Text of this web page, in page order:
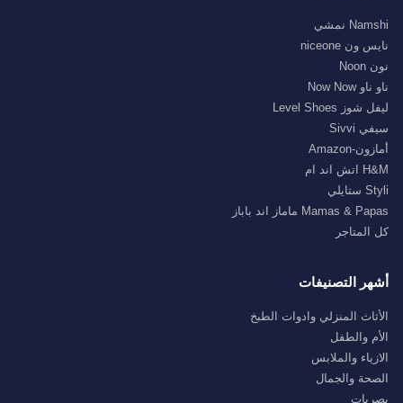
Namshi نمشي
نايس ون niceone
نون Noon
ناو ناو Now Now
ليفل شوز Level Shoes
سيفي Sivvi
أمازون-Amazon
H&M اتش اند ام
Styli ستايلي
Mamas & Papas ماماز اند باباز
كل المتاجر
أشهر التصنيفات
الأثاث المنزلي وادوات الطبخ
الأم والطفل
الازياء والملابس
الصحة والجمال
بصريات